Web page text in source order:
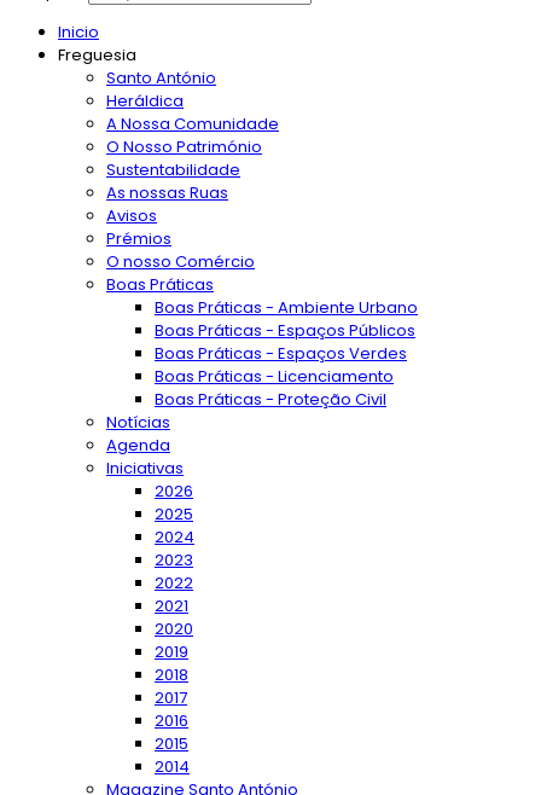
Inicio
Freguesia
Santo António
Heráldica
A Nossa Comunidade
O Nosso Património
Sustentabilidade
As nossas Ruas
Avisos
Prémios
O nosso Comércio
Boas Práticas
Boas Práticas - Ambiente Urbano
Boas Práticas - Espaços Públicos
Boas Práticas - Espaços Verdes
Boas Práticas - Licenciamento
Boas Práticas - Proteção Civil
Notícias
Agenda
Iniciativas
2026
2025
2024
2023
2022
2021
2020
2019
2018
2017
2016
2015
2014
Magazine Santo António